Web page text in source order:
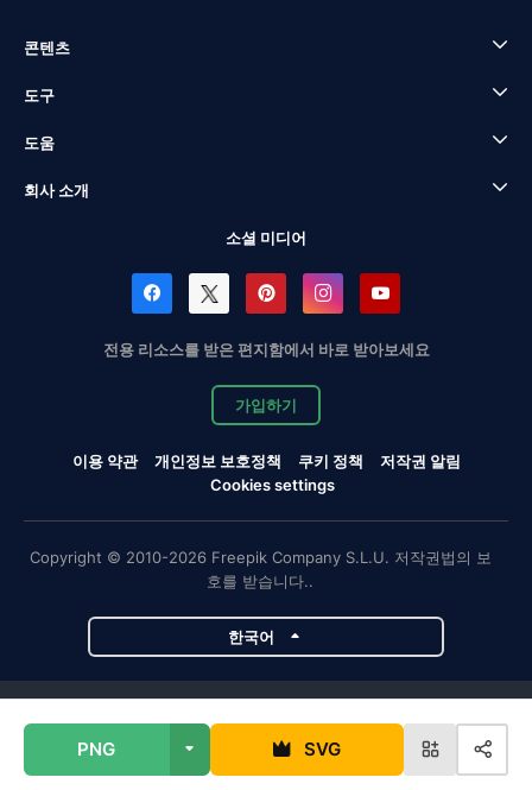
PNG SVG
콘텐츠
도구
도움
회사 소개
소셜 미디어
전용 리소스를 받은 편지함에서 바로 받아보세요
가입하기
이용 약관 개인정보 보호정책 쿠키 정책
저작권 알림
Cookies settings
Copyright © 2010-2026 Freepik Company S.L.U. 저작권법의 보
호를 받습니다..
한국어